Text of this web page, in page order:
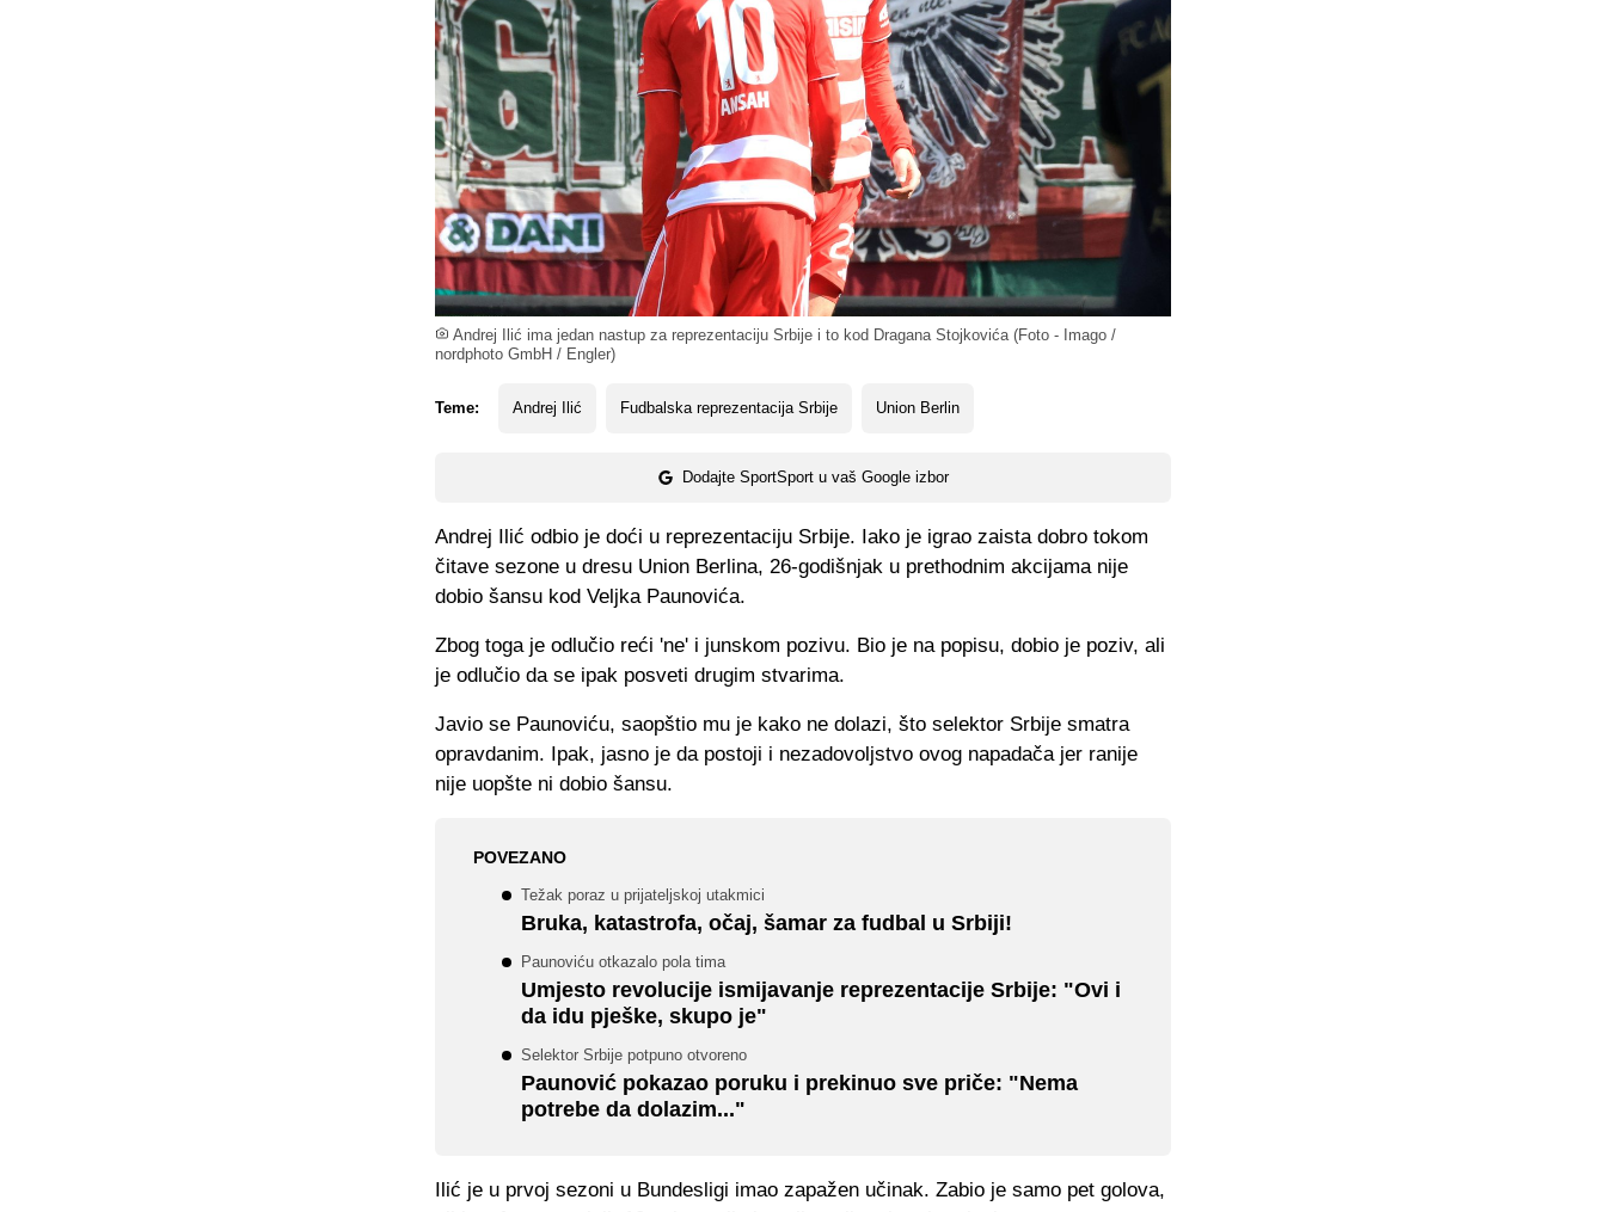
Andrej Ilić ima jedan nastup za reprezentaciju Srbije i to kod Dragana Stojkovića (Foto - Imago /
nordphoto GmbH / Engler)
Teme: Andrej Ilić Fudbalska reprezentacija Srbije Union Berlin
Dodajte SportSport u vaš Google izbor
Andrej Ilić odbio je doći u reprezentaciju Srbije. Iako je igrao zaista dobro tokom
čitave sezone u dresu Union Berlina, 26-godišnjak u prethodnim akcijama nije
dobio šansu kod Veljka Paunovića.
Zbog toga je odlučio reći 'ne' i junskom pozivu. Bio je na popisu, dobio je poziv, ali
je odlučio da se ipak posveti drugim stvarima.
Javio se Paunoviću, saopštio mu je kako ne dolazi, što selektor Srbije smatra
opravdanim. Ipak, jasno je da postoji i nezadovoljstvo ovog napadača jer ranije
nije uopšte ni dobio šansu.
POVEZANO
Težak poraz u prijateljskoj utakmici
Bruka, katastrofa, očaj, šamar za fudbal u Srbiji!
Paunoviću otkazalo pola tima
Umjesto revolucije ismijavanje reprezentacije Srbije: "Ovi i
da idu pješke, skupo je"
Selektor Srbije potpuno otvoreno
Paunović pokazao poruku i prekinuo sve priče: "Nema
potrebe da dolazim..."
Ilić je u prvoj sezoni u Bundesligi imao zapažen učinak. Zabio je samo pet golova,